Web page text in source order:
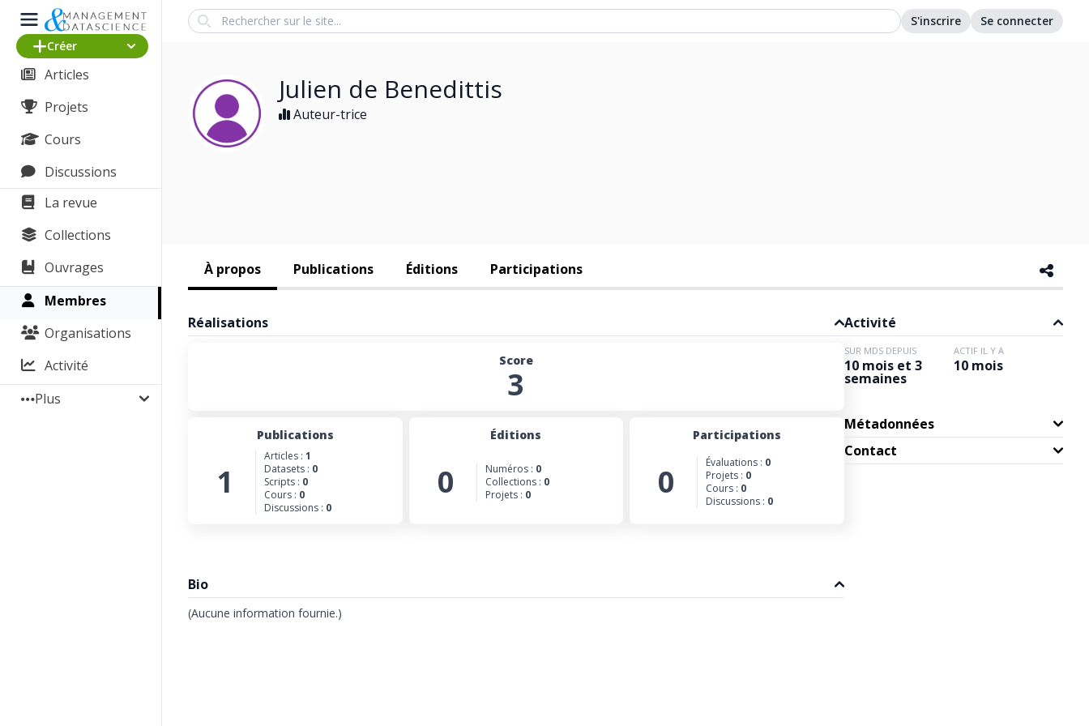
Créer
Articles
Projets
Cours
Discussions
La revue
Collections
Ouvrages
Membres
Organisations
Activité
Plus
Search S'inscrire Se connecter
Julien de Benedittis
Auteur-trice
À propos Publications Éditions Participations
Réalisations
Score
3
Publications
1
Articles : 1
Datasets : 0
Scripts : 0
Cours : 0
Discussions : 0
Éditions
0 Numéros : 0
Collections : 0
Projets : 0
Participations
0 Évaluations : 0
Projets : 0
Cours : 0
Discussions : 0
Bio
(Aucune information fournie.)
Activité
SUR MDS DEPUIS
10 mois et 3
semaines
ACTIF IL Y A
10 mois
Métadonnées
Contact